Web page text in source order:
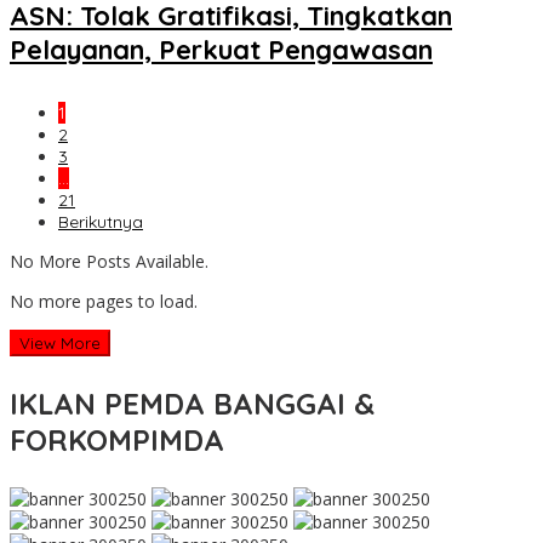
ASN: Tolak Gratifikasi, Tingkatkan
Pelayanan, Perkuat Pengawasan
1
2
3
…
21
Berikutnya
No More Posts Available.
No more pages to load.
View More
IKLAN PEMDA BANGGAI &
FORKOMPIMDA